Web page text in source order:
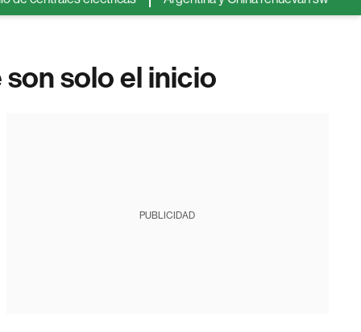
solo el inicio
PUBLICIDAD